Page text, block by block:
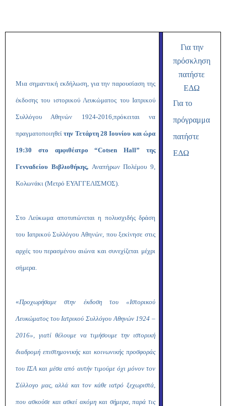
Μια σημαντική εκδήλωση, για την παρουσίαση της
έκδοσης του ιστορικού Λευκώματος του Ιατρικού
Συλλόγου Αθηνών 1924-2016,πρόκειται να
πραγματοποιηθείτην Τετάρτη 28 Ιουνίου και ώρα
19:30 στο αμφιθέατρο “Cotsen Hall” της
Γενναδείου Βιβλιοθήκης, Αναπήρων Πολέμου 9,
Κολωνάκι (Μετρό ΕΥΑΓΓΕΛΙΣΜΟΣ).
Στο Λεύκωμα αποτυπώνεται η πολυσχιδής δράση
του Ιατρικού Συλλόγου Αθηνών, που ξεκίνησε στις
αρχές του περασμένου αιώνα και συνεχίζεται μέχρι
σήμερα.
«Προχωρήσαμε στην έκδοση του «Ιστορικού
Λευκώματος του Ιατρικού Συλλόγου Αθηνών 1924 –
2016», γιατί θέλουμε να τιμήσουμε την ιστορική
διαδρομή επιστημονικής και κοινωνικής προσφοράς
του ΙΣΑ και μέσα από αυτήν τιμούμε όχι μόνον τον
Σύλλογο μας, αλλά και τον κάθε ιατρό ξεχωριστά,
που ασκούσε και ασκεί ακόμη και σήμερα, παρά τις
Για την
πρόσκληση
πατήστε
ΕΔΩ
Για το
πρόγραμμα
πατήστε
ΕΔΩ